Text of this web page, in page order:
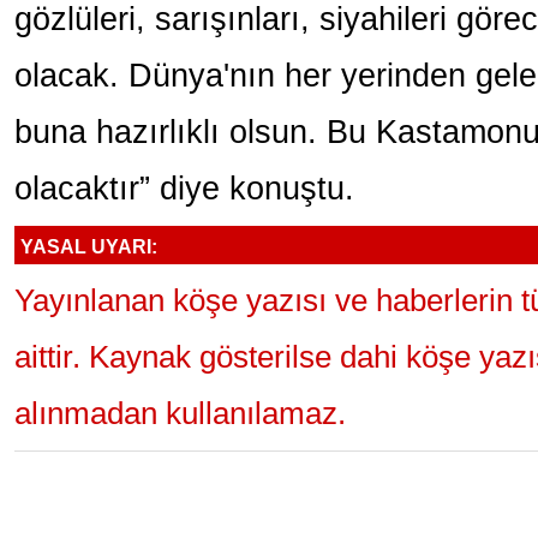
gözlüleri, sarışınları, siyahileri
olacak. Dünya'nın her yerinden
buna hazırlıklı olsun. Bu
olacaktır” diye konuştu.
YASAL UYARI:
Yayınlanan köşe yazısı ve haberlerin
aittir. Kaynak gösterilse dahi köşe
alınmadan kullanılamaz.